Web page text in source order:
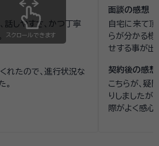
話しやすさ、かつ丁寧
れたので、進行状況な
。
面談の感想
自宅に来て頂
らが分かる様
せする事が出
契約後の感想
こちらが、疑
りしましたが
際がよく感心
スクロールできます